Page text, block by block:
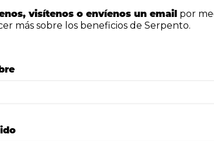
visítenos o envíenos un email por
más sobre los beneficios de Serpento.